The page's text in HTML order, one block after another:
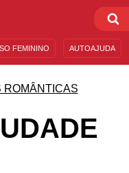
FEMININO AUTOAJUDA
ROMÂNTICAS